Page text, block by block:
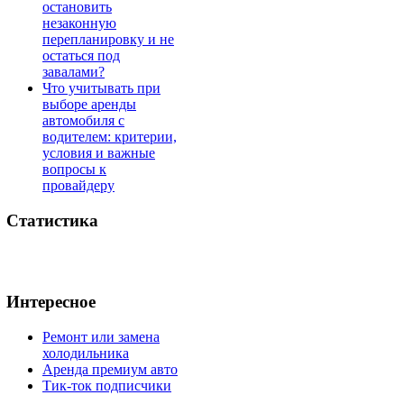
остановить
незаконную
перепланировку и не
остаться под
завалами?
Что учитывать при
выборе аренды
автомобиля с
водителем: критерии,
условия и важные
вопросы к
провайдеру
Статистика
Интересное
Ремонт или замена
холодильника
Аренда премиум авто
Тик-ток подписчики